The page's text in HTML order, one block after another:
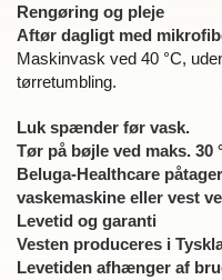
Rengøring og pleje
Aftør dagligt med
Maskinvask ved 40 °C,
tørretumbling.
Luk spænder før vask.
Tør på bøjle ved maks. 30
Beluga-Healthcare
vaskemaskine eller vest
Levetid og garanti
Vesten produceres i
Levetiden afhænger af